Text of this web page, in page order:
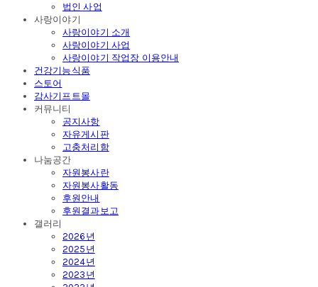
법인 사업
사랑이야기
사랑이야기 소개
사랑이야기 사업
사랑이야기 작업장 이용안내
건강기능식품
스토어
감사기프트몰
커뮤니티
공지사항
자유게시판
고충처리함
나눔공간
자원봉사란
자원봉사활동
후원안내
후원결과보고
갤러리
2026년
2025년
2024년
2023년